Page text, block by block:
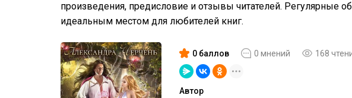
произведения, предисловие и отзывы читателей. Регулярные
идеальным местом для любителей книг.
0 баллов 0 мнений 168
Автор